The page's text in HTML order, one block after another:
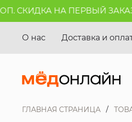
СКИДКА НА ПЕРВЫЙ ЗАКАЗ
О нас Доставка и
ГЛАВНАЯ СТРАНИЦА